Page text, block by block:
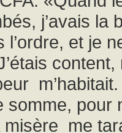
j’avais la
et je
content,
somme, pour
me